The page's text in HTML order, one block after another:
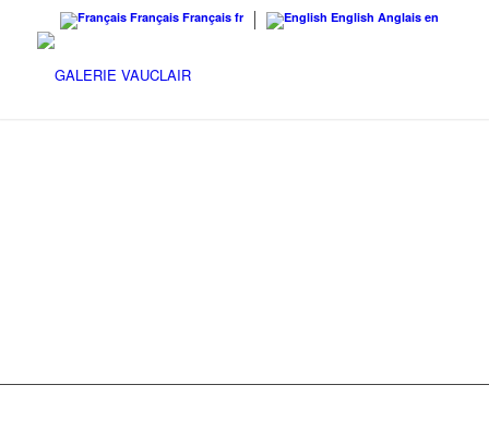
Français Français fr English Anglais en